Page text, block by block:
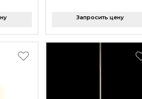
Запросить цену